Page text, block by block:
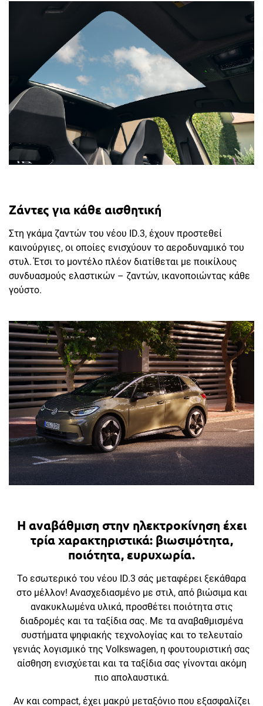
Ζάντες για κάθε αισθητική
Στη γκάμα ζαντών του νέου ID.3, έχουν προστεθεί
καινούργιες, οι οποίες ενισχύουν το αεροδυναμικό του
στυλ. Έτσι το μοντέλο πλέον διατίθεται με ποικίλους
συνδυασμούς ελαστικών – ζαντών, ικανοποιώντας κάθε
γούστο.
Η αναβάθμιση στην ηλεκτροκίνηση έχει
τρία χαρακτηριστικά: βιωσιμότητα,
ποιότητα, ευρυχωρία.
Το εσωτερικό του νέου ID.3 σάς μεταφέρει ξεκάθαρα
στο μέλλον! Ανασχεδιασμένο με στιλ, από βιώσιμα και
ανακυκλωμένα υλικά, προσθέτει ποιότητα στις
διαδρομές και τα ταξίδια σας. Με τα αναβαθμισμένα
συστήματα ψηφιακής τεχνολογίας και το τελευταίο
γενιάς λογισμικό της Volkswagen, η φουτουριστική σας
αίσθηση ενισχύεται και τα ταξίδια σας γίνονται ακόμη
πιο απολαυστικά.
Αν και compact, έχει μακρύ μεταξόνιο που εξασφαλίζει